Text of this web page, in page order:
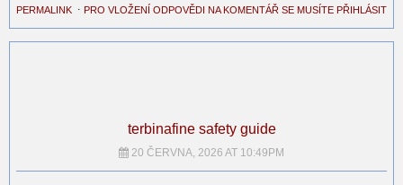
PERMALINK ⋅ PRO VLOŽENÍ ODPOVĚDI NA KOMENTÁŘ SE MUSÍTE PŘIHLÁSIT
terbinafine safety guide
20 ČERVNA, 2026 AT 10:49PM